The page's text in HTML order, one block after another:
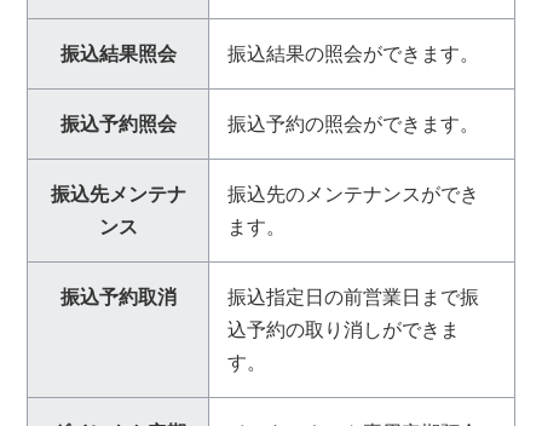
振込結果照会 振込結果の照会ができます。
振込予約照会 振込予約の照会ができます。
振込先メンテナ
ンス
振込先のメンテナンスができ
ます。
振込予約取消
振込指定日の前営業日まで振
込予約の取り消しができま
す。